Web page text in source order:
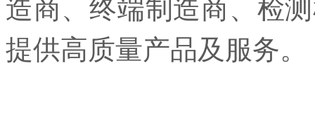
造商、终端制造商、检
提供高质量产品及服务。